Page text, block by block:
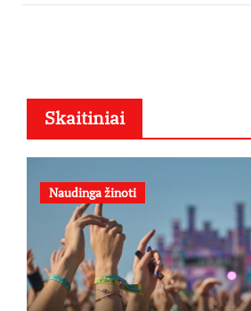
Skaitiniai
Naudinga žinoti